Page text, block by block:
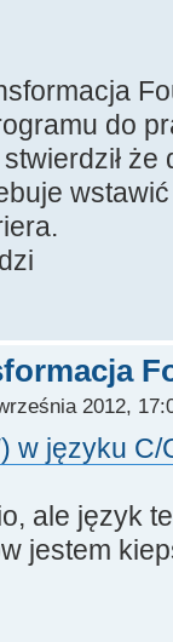
do
że
2012,
w języku C/
ale język
jestem